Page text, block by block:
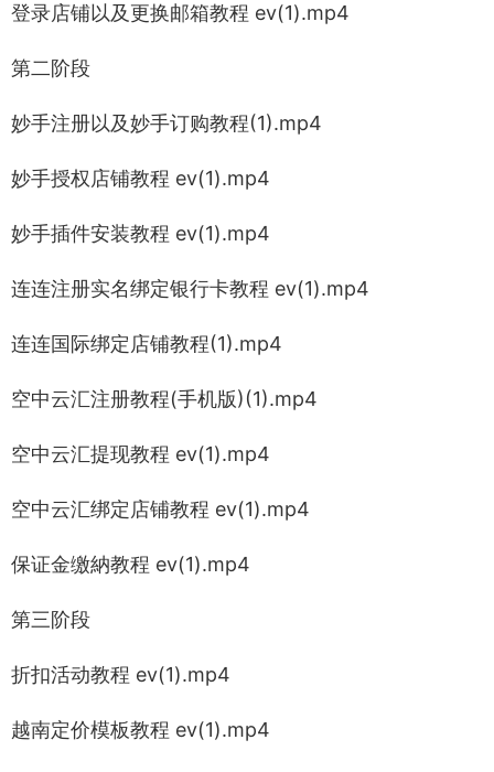
登录店铺以及更换邮箱教程 ev(1).mp4
第二阶段
妙手注册以及妙手订购教程(1).mp4
妙手授权店铺教程 ev(1).mp4
妙手插件安装教程 ev(1).mp4
连连注册实名绑定银行卡教程 ev(1).mp4
连连国际绑定店铺教程(1).mp4
空中云汇注册教程(手机版)(1).mp4
空中云汇提现教程 ev(1).mp4
空中云汇绑定店铺教程 ev(1).mp4
保证金缴納教程 ev(1).mp4
第三阶段
折扣活动教程 ev(1).mp4
越南定价模板教程 ev(1).mp4